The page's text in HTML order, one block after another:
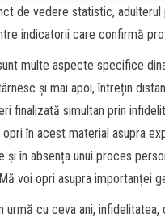
de vedere statistic,
indicatorii care confirmă
multe aspecte specifice
și mai apoi, întrețin
finalizată simultan prin
opri în acest material asupra
și în absența unui proces
voi opri asupra importanței
urmă cu ceva ani,